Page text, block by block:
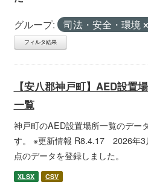
グループ: 司法・安全・環境
フィルタ結果
【安八郡神戸町】AED設置
一覧
神戸町のAED設置場所一覧のデー
す。 ※更新情報 R8.4.17 2026年3
点のデータを登録しました。
XLSX CSV